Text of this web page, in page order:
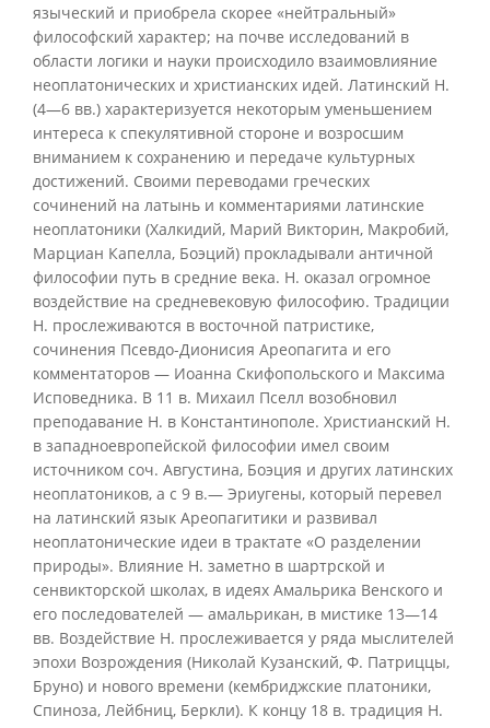
языческий и приобрела скорее «нейтральный»
философский характер; на почве исследований в
области логики и науки происходило взаимовлияние
неоплатонических и христианских идей. Латинский Н.
(4—6 вв.) характеризуется некоторым уменьшением
интереса к спекулятивной стороне и возросшим
вниманием к сохранению и передаче культурных
достижений. Своими переводами греческих
сочинений на латынь и комментариями латинские
неоплатоники (Халкидий, Марий Викторин, Макробий,
Марциан Капелла, Боэций) прокладывали античной
философии путь в средние века. Н. оказал огромное
воздействие на средневековую философию. Традиции
Н. прослеживаются в восточной патристике,
сочинения Псевдо-Дионисия Ареопагита и его
комментаторов — Иоанна Скифопольского и Максима
Исповедника. В 11 в. Михаил Пселл возобновил
преподавание Н. в Константинополе. Христианский Н.
в западноевропейской философии имел своим
источником соч. Августина, Боэция и других латинских
неоплатоников, а с 9 в.— Эриугены, который перевел
на латинский язык Ареопагитики и развивал
неоплатонические идеи в трактате «О разделении
природы». Влияние Н. заметно в шартрской и
сенвикторской школах, в идеях Амальрика Венского и
его последователей — амальрикан, в мистике 13—14
вв. Воздействие Н. прослеживается у ряда мыслителей
эпохи Возрождения (Николай Кузанский, Ф. Патриццы,
Бруно) и нового времени (кембриджские платоники,
Спиноза, Лейбниц, Беркли). К концу 18 в. традиция Н.